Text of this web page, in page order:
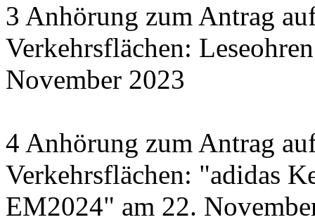
3 Anhörung zum Antrag
Verkehrsflächen:
November 2023
4 Anhörung zum Antrag
Verkehrsflächen: "adidas
EM2024" am 22.